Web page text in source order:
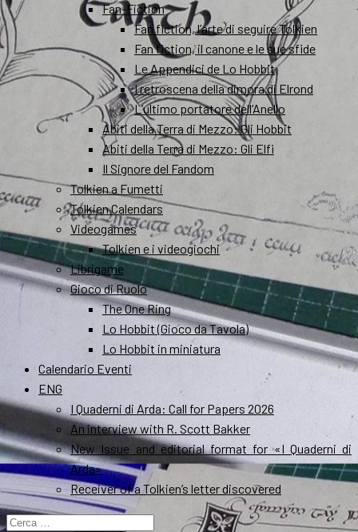
Fan-Fiction
Fan fiction, l’arte di seguire Tolkien
Fan fiction, il canone e le sue sfide
Le Appendici de Lo Hobbit
I retroscena della dimora di Elrond
L’ultimo portatore dell’Anello
Abiti della Terra di Mezzo: Gli Hobbit
Abiti della Terra di Mezzo: Gli Elfi
Il Signore del Fandom
Tolkien a Fumetti
Tolkien Calendars
Videogames
Tolkien e i videogiochi
Librigame
Gioco di Ruolo
The One Ring
Lo Hobbit (Gioco da Tavola)
Lo Hobbit in miniatura
Calendario Eventi
ENG
I Quaderni di Arda: Call for Papers 2026
An interview with R. Scott Bakker
New Issue and editorial format for «I Quaderni di
Arda»
Receiver of a Tolkien’s letter discovered
Ricerca